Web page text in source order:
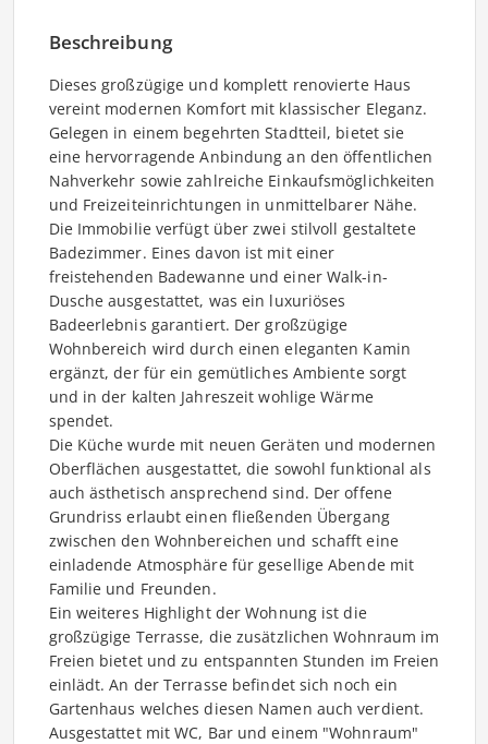
Beschreibung
Dieses großzügige und komplett renovierte Haus
vereint modernen Komfort mit klassischer Eleganz.
Gelegen in einem begehrten Stadtteil, bietet sie
eine hervorragende Anbindung an den öffentlichen
Nahverkehr sowie zahlreiche Einkaufsmöglichkeiten
und Freizeiteinrichtungen in unmittelbarer Nähe.
Die Immobilie verfügt über zwei stilvoll gestaltete
Badezimmer. Eines davon ist mit einer
freistehenden Badewanne und einer Walk-in-
Dusche ausgestattet, was ein luxuriöses
Badeerlebnis garantiert. Der großzügige
Wohnbereich wird durch einen eleganten Kamin
ergänzt, der für ein gemütliches Ambiente sorgt
und in der kalten Jahreszeit wohlige Wärme
spendet.
Die Küche wurde mit neuen Geräten und modernen
Oberflächen ausgestattet, die sowohl funktional als
auch ästhetisch ansprechend sind. Der offene
Grundriss erlaubt einen fließenden Übergang
zwischen den Wohnbereichen und schafft eine
einladende Atmosphäre für gesellige Abende mit
Familie und Freunden.
Ein weiteres Highlight der Wohnung ist die
großzügige Terrasse, die zusätzlichen Wohnraum im
Freien bietet und zu entspannten Stunden im Freien
einlädt. An der Terrasse befindet sich noch ein
Gartenhaus welches diesen Namen auch verdient.
Ausgestattet mit WC, Bar und einem "Wohnraum"